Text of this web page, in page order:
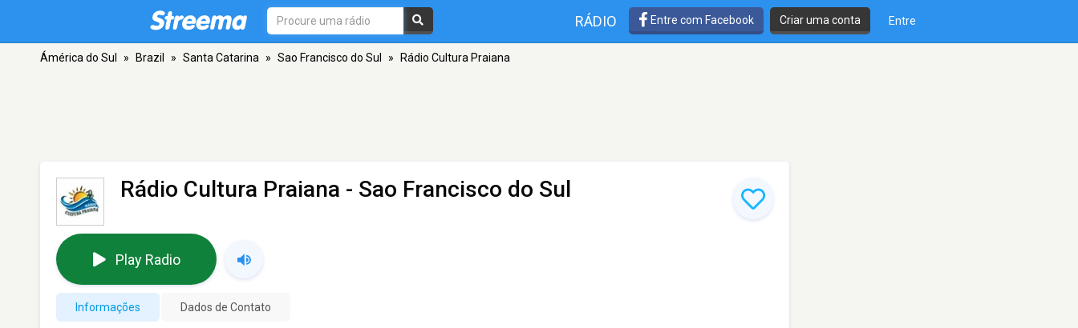
RÁDIO Entre com Facebook Criar uma conta Entre
Ámérica do Sul » Brazil » Santa Catarina » Sao Francisco do Sul » Rádio Cultura Praiana
Rádio Cultura Praiana - Sao Francisco do Sul
Play Radio
Informações Dados de Contato